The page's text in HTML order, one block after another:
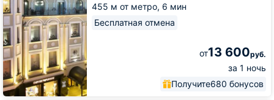
455 м от метро, 6 мин
Бесплатная отмена
от13 600руб.
за 1 ночь
Получите680 бонусов